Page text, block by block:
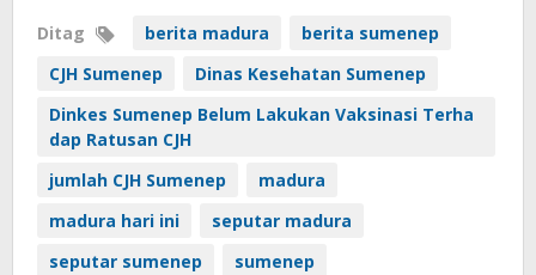
Ditag berita madura
berita sumenep
CJH Sumenep
Dinas Kesehatan Sumenep
Dinkes Sumenep Belum Lakukan Vaksinasi Terha
dap Ratusan CJH
jumlah CJH Sumenep
madura
madura hari ini
seputar madura
seputar sumenep
sumenep